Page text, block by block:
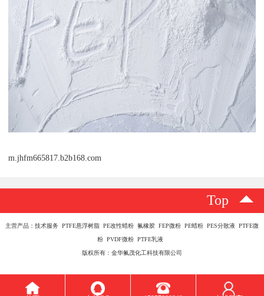
m.jhfm665817.b2b168.com
Top
主营产品：技术服务 PTFE悬浮树脂 PE改性蜡粉 氟橡胶 FEP微粉 PE蜡粉 PES分散液 PTFE微
粉 PVDF微粉 PTFE乳液
版权所有：金华氟茂化工科技有限公司